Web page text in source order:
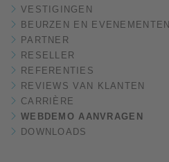
VESTIGINGEN
BEURZEN EN EVENEMENTEN
PARTNER
RESELLER
REFERENTIES
REVIEWS VAN KLANTEN
CARRIÈRE
WEBDEMO AANVRAGEN
DOWNLOADS